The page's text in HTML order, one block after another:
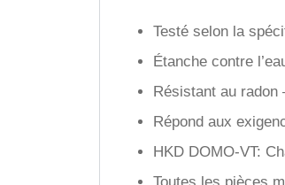
Testé selon la
Étanche contre
Résistant au
Répond aux
HKD DOMO-VT: